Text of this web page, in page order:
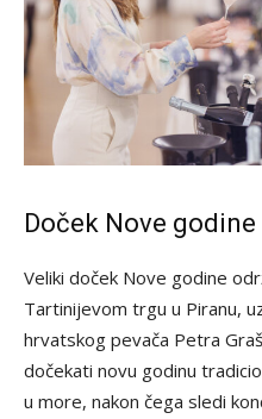
Doček Nove
Veliki doček Nove godine
Tartinijevom trgu u Piranu,
hrvatskog pevača Petra
dočekati novu godinu
u more, nakon čega sledi